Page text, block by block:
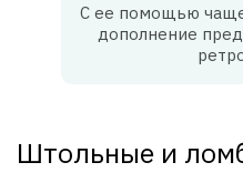
С ее помощью чаще
дополнение
Штольные и